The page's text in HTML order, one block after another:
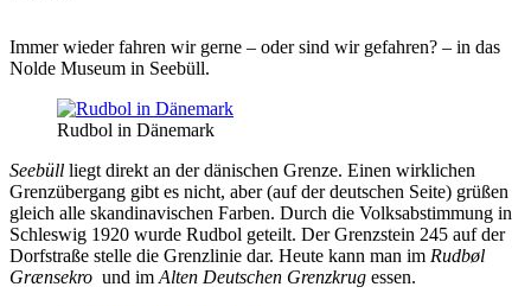
Immer wieder fahren wir gerne – oder sind wir gefahren? – in das
Nolde Museum in Seebüll.
Rudbol in Dänemark
Seebüll liegt direkt an der dänischen Grenze. Einen wirklichen
Grenzübergang gibt es nicht, aber (auf der deutschen Seite) grüßen
gleich alle skandinavischen Farben. Durch die Volksabstimmung in
Schleswig 1920 wurde Rudbol geteilt. Der Grenzstein 245 auf der
Dorfstraße stelle die Grenzlinie dar. Heute kann man im Rudbøl
Grænsekro und im Alten Deutschen Grenzkrug essen.